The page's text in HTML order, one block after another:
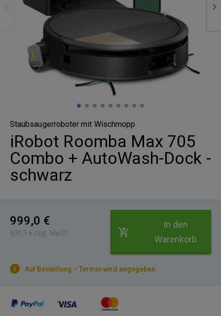
Staubsaugerroboter mit Wischmopp
iRobot Roomba Max 705
Combo + AutoWash-Dock -
schwarz
999,0 €
839,5 € zzgl. MwSt.
In den
Warenkorb
Auf Bestellung – Termin wird angegeben